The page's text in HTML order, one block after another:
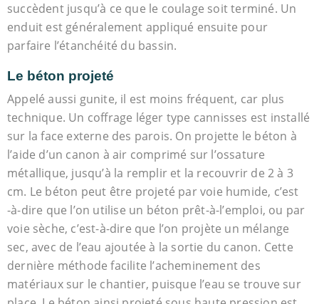
succèdent jusqu’à ce que le coulage soit terminé. Un
enduit est généralement appliqué ensuite pour
parfaire l’étanchéité du bassin.
Le béton projeté
Appelé aussi gunite, il est moins fréquent, car plus
technique. Un coffrage léger type cannisses est installé
sur la face externe des parois. On projette le béton à
l’aide d’un canon à air comprimé sur l’ossature
métallique, jusqu’à la remplir et la recouvrir de 2 à 3
cm. Le béton peut être projeté par voie humide, c’est
-à-dire que l’on utilise un béton prêt-à-l’emploi, ou par
voie sèche, c’est-à-dire que l’on projète un mélange
sec, avec de l’eau ajoutée à la sortie du canon. Cette
dernière méthode facilite l’acheminement des
matériaux sur le chantier, puisque l’eau se trouve sur